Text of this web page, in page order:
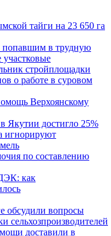
тайги на 23 650 га
попавшим в трудную
стройплощадки
о работе в суровом
Верхоянскому
Якутии достигло 25%
игнорируют
по составлению
как
обсудили вопросы
сельхозпроизводителей
доставили в